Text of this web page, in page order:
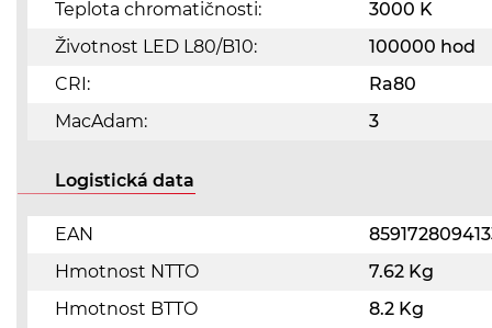
Teplota chromatičnosti:
3000 K
Životnost LED L80/B10:
100000 hod
CRI:
Ra80
MacAdam:
3
Logistická data
EAN
Hmotnost NTTO
7.62 Kg
Hmotnost BTTO
8.2 Kg